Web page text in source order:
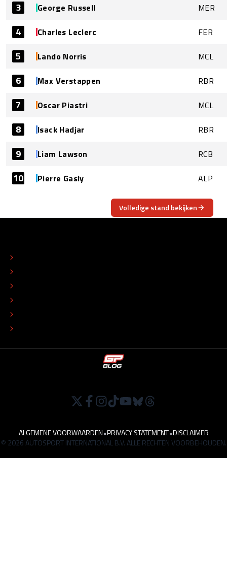
3 George Russell MER
4 Charles Leclerc FER
5 Lando Norris MCL
6 Max Verstappen RBR
7 Oscar Piastri MCL
8 Isack Hadjar RBR
9 Liam Lawson RCB
10 Pierre Gasly ALP
Volledige stand bekijken
ALGEMENE VOORWAARDEN•PRIVACY STATEMENT•DISCLAIMER
© 2026 AUTOSPORT INTERNATIONAL B.V. ALLE RECHTEN VOORBEHOUDEN.